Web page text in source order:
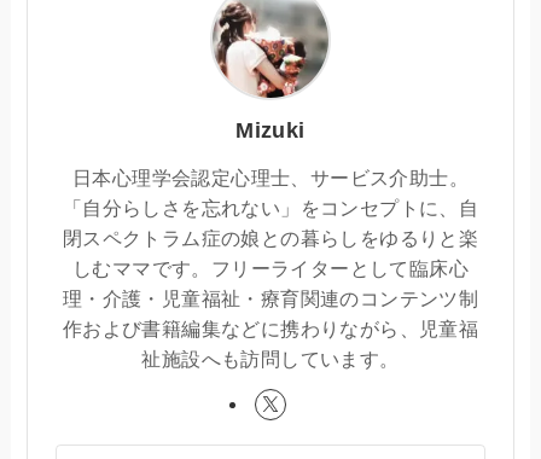
Mizuki
日本心理学会認定心理士、サービス介助士。
「自分らしさを忘れない」をコンセプトに、自
閉スペクトラム症の娘との暮らしをゆるりと楽
しむママです。フリーライターとして臨床心
理・介護・児童福祉・療育関連のコンテンツ制
作および書籍編集などに携わりながら、児童福
祉施設へも訪問しています。